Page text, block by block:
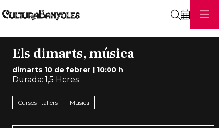
Els dimarts, música
dimarts 10 de febrer | 10:00 h
Durada: 1,5 Hores
Cursos i tallers Música